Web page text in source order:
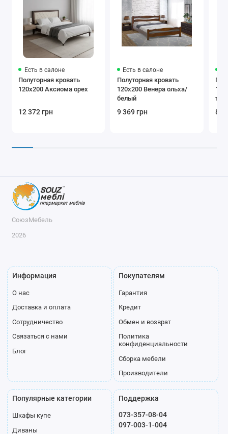
Есть в салоне
Полуторная кровать
120х200 Аксиома орех
12 372 грн
Есть в салоне
Полуторная кровать
120х200 Венера ольха/
белый
9 369 грн 8
СоюзМебель
2026
Информация
О нас
Доставка и оплата
Сотрудничество
Связаться с нами
Блог
Покупателям
Гарантия
Кредит
Обмен и возврат
Политика
конфиденциальности
Сборка мебели
Производители
Популярные категории
Шкафы купе
Диваны
Поддержка
073-357-08-04
097-003-1-004